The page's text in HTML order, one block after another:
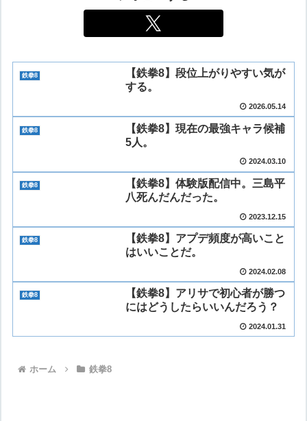
鉄拳8
【鉄拳8】段位上がりやすい気が
する。
2026.05.14
鉄拳8
【鉄拳8】現在の最強キャラ候補
5人。
2024.03.10
鉄拳8
【鉄拳8】体験版配信中。三島平
八死んだんだった。
2023.12.15
鉄拳8
【鉄拳8】アプデ頻度が高いこと
はいいことだ。
2024.02.08
鉄拳8
【鉄拳8】アリサで初心者が勝つ
にはどうしたらいいんだろう？
2024.01.31
ホーム 鉄拳8